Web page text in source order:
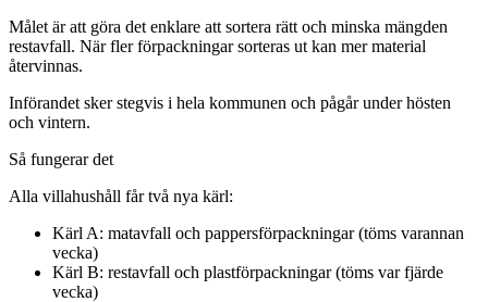
Målet är att göra det enklare att sortera rätt och minska mängden
restavfall. När fler förpackningar sorteras ut kan mer material
återvinnas.
Införandet sker stegvis i hela kommunen och pågår under hösten
och vintern.
Så fungerar det
Alla villahushåll får två nya kärl:
Kärl A: matavfall och pappersförpackningar (töms varannan
vecka)
Kärl B: restavfall och plastförpackningar (töms var fjärde
vecka)